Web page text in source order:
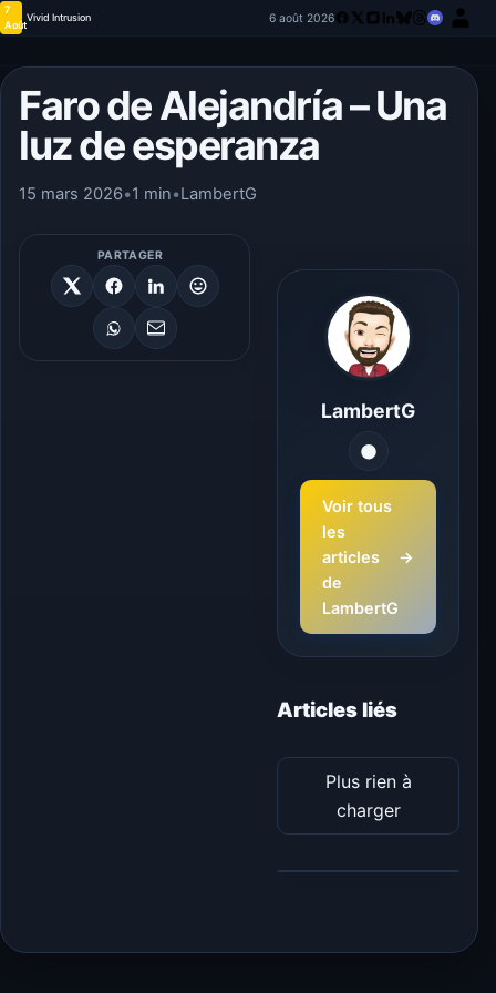
7
Août
Vivid Intrusion 6 août 2026
Faro de Alejandría – Una
luz de esperanza
15 mars 2026•1 min•LambertG
PARTAGER
LambertG
Voir tous
les
articles
de
LambertG
→
Articles liés
Plus rien à
charger